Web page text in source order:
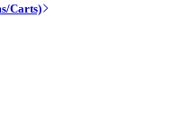
Carts)